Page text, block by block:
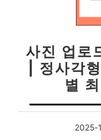
사진 업로
| 정사각
별
2025-